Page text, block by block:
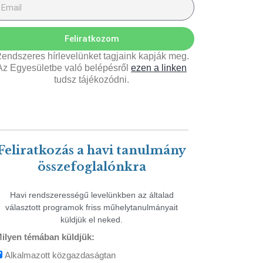
Feliratkozom
hírlevelünket tagjaink kapják meg.
Egyesületbe való belépésről ezen a linken
tudsz tájékozódni.
a havi tanulmány
összefoglalónkra
Havi rendszerességű levelünkben az általad
választott programok friss műhelytanulmányait
küldjük el neked.
témában küldjük:
Alkalmazott közgazdaságtan